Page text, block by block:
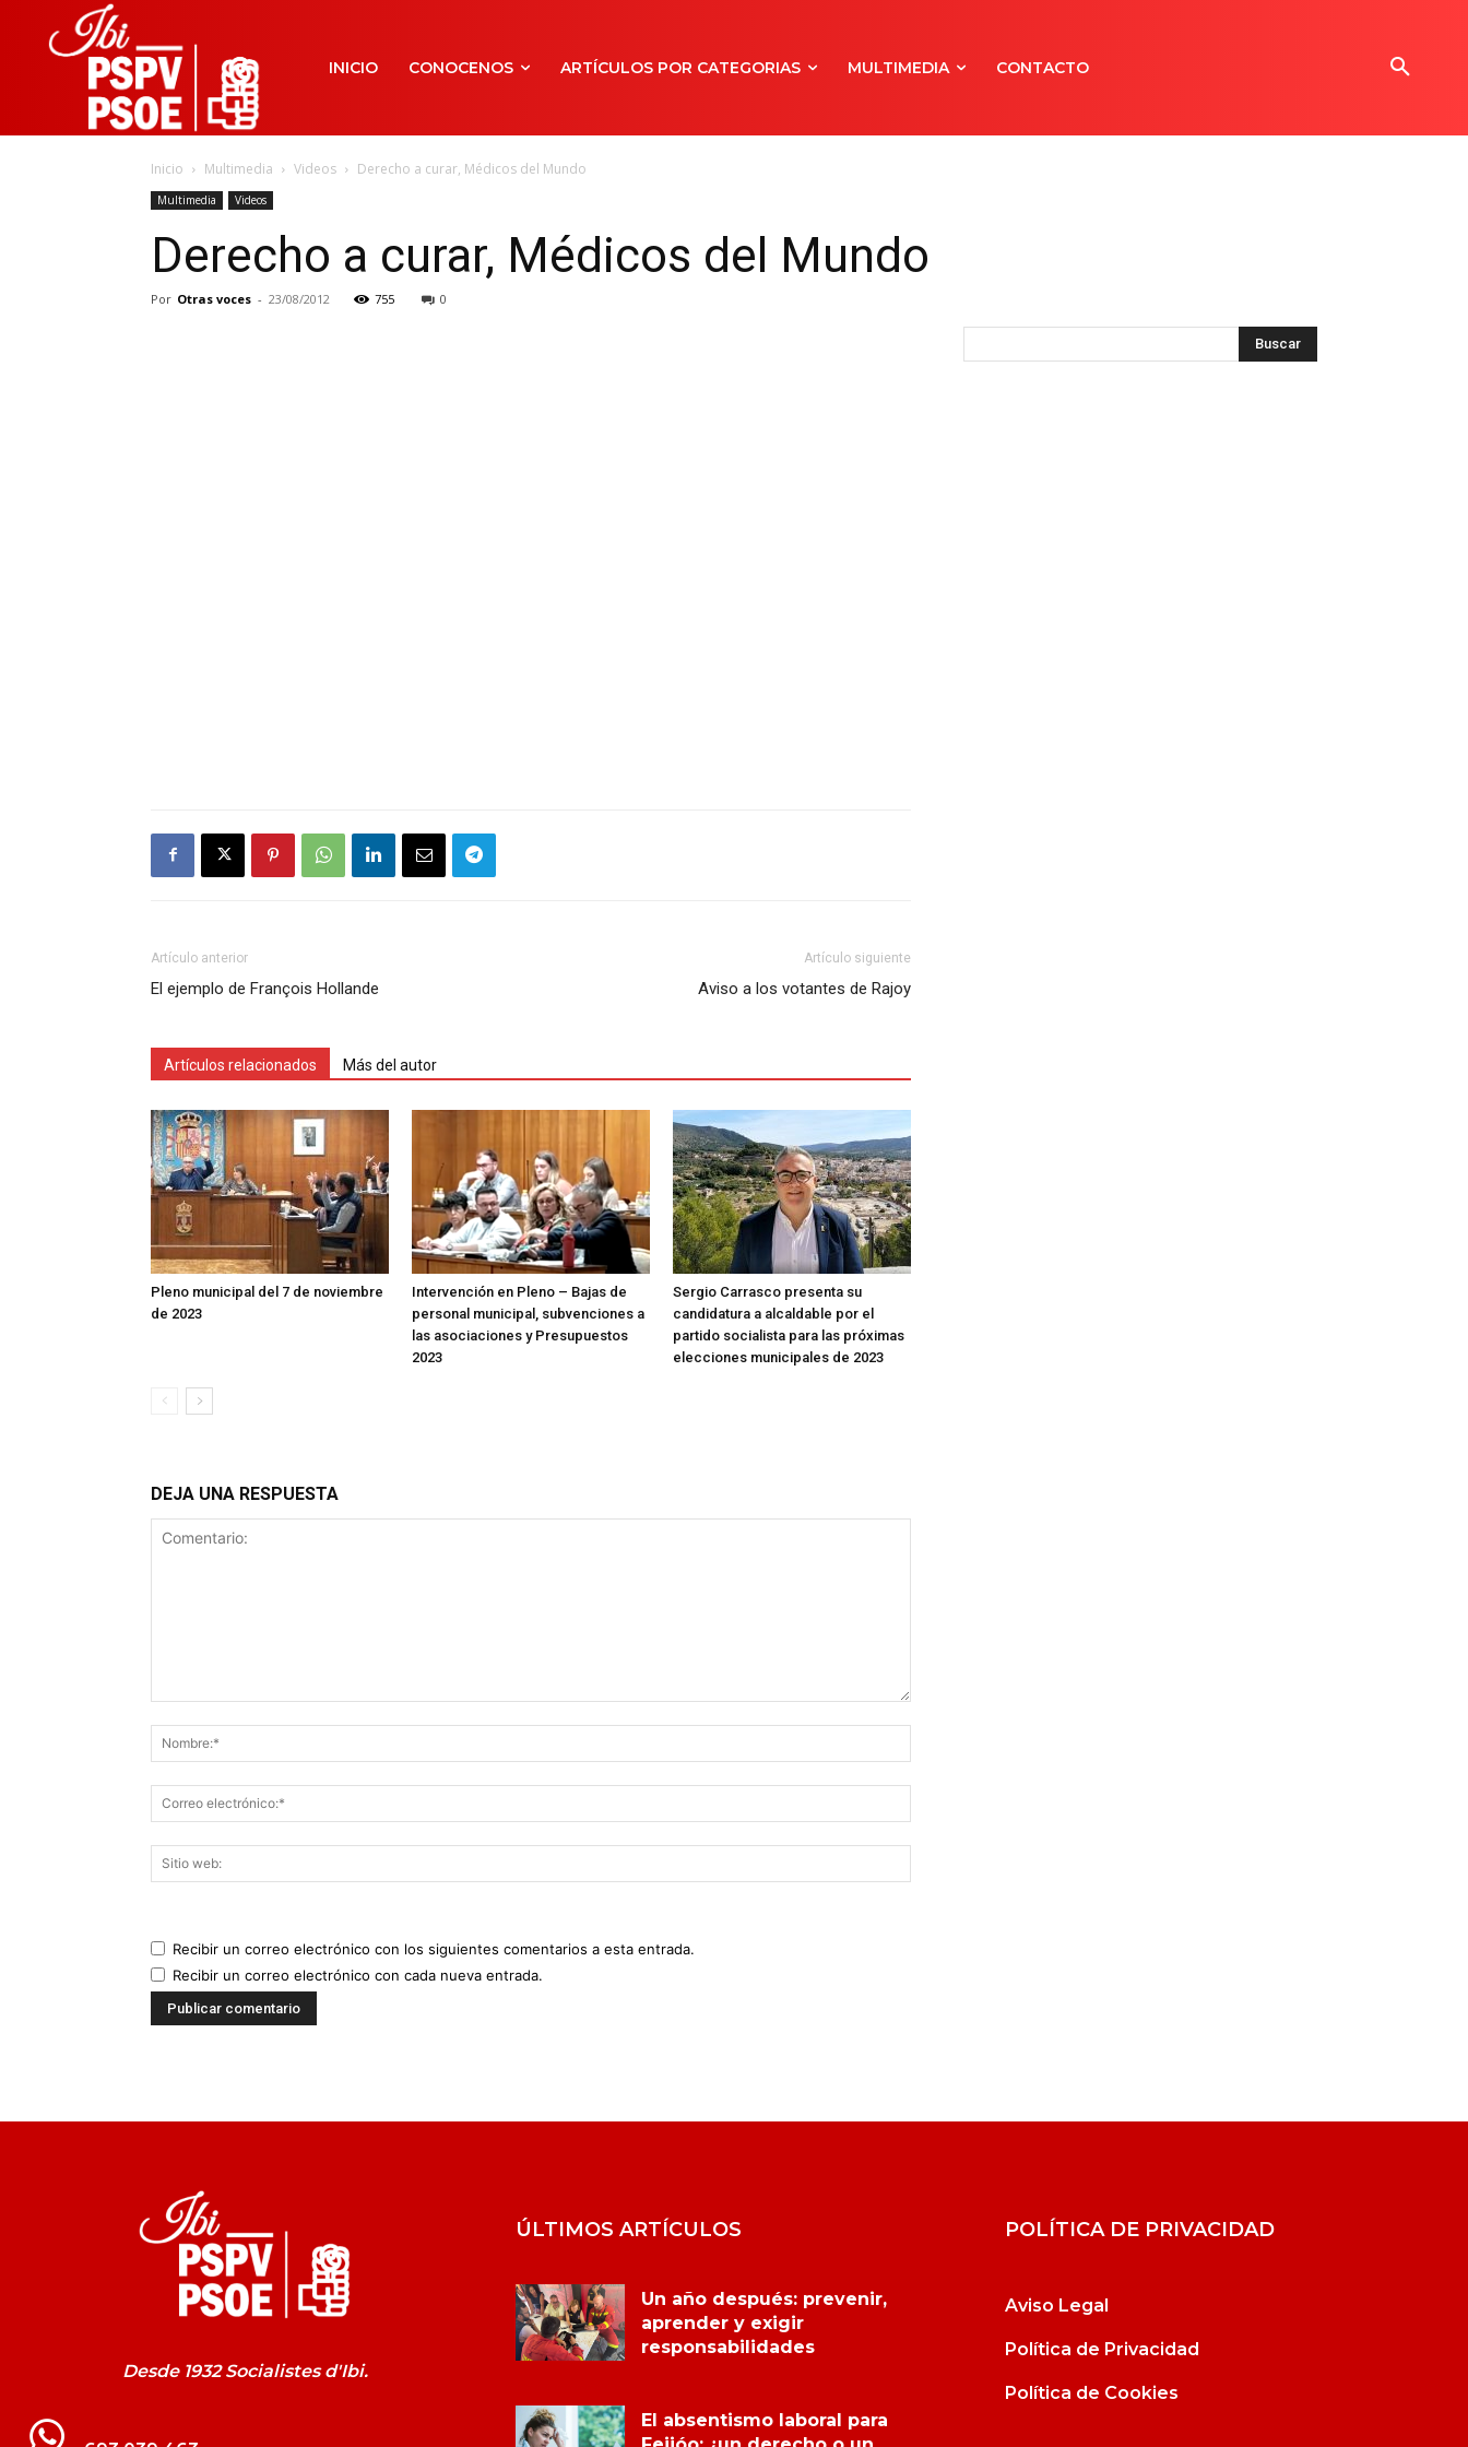
INICIO CONOCENOS ARTÍCULOS POR CATEGORIAS MULTIMEDIA CONTACTO
Inicio Multimedia Videos Derecho a curar, Médicos del Mundo
Multimedia Videos
Derecho a curar, Médicos del Mundo
Por Otras voces - 23/08/2012 755 0
Artículo anterior
El ejemplo de François Hollande
Artículo siguiente
Aviso a los votantes de Rajoy
Artículos relacionados Más del autor
Pleno municipal del 7 de noviembre
de 2023
Intervención en Pleno – Bajas de
personal municipal, subvenciones a
las asociaciones y Presupuestos
2023
Sergio Carrasco presenta su
candidatura a alcaldable por el
partido socialista para las próximas
elecciones municipales de 2023
DEJA UNA RESPUESTA
Recibir un correo electrónico con los siguientes comentarios a esta entrada.
Recibir un correo electrónico con cada nueva entrada.
Desde 1932 Socialistes d'Ibi.
ÚLTIMOS ARTÍCULOS
Un año después: prevenir,
aprender y exigir
responsabilidades
El absentismo laboral para
POLÍTICA DE PRIVACIDAD
Aviso Legal
Política de Privacidad
Política de Cookies